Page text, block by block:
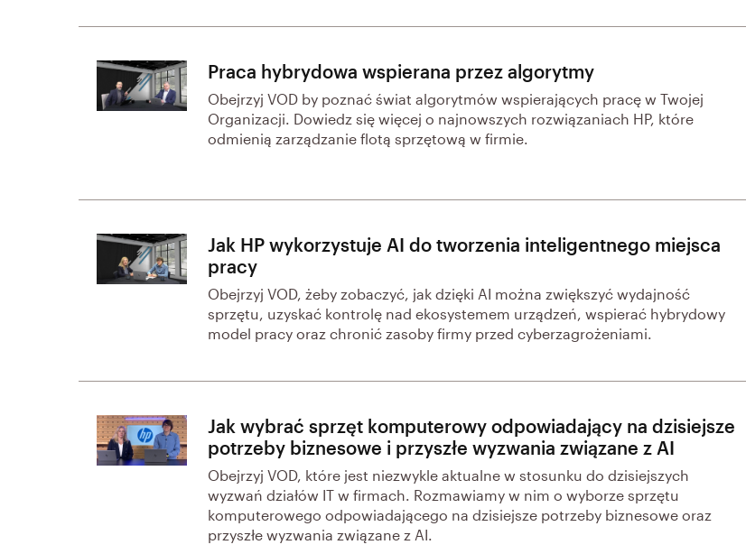
Praca hybrydowa wspierana przez algorytmy
Obejrzyj VOD by poznać świat algorytmów wspierających pracę w Twojej
Organizacji. Dowiedz się więcej o najnowszych rozwiązaniach HP, które
odmienią zarządzanie flotą sprzętową w firmie.
Jak HP wykorzystuje AI do tworzenia inteligentnego miejsca
pracy
Obejrzyj VOD, żeby zobaczyć, jak dzięki AI można zwiększyć wydajność
sprzętu, uzyskać kontrolę nad ekosystemem urządzeń, wspierać hybrydowy
model pracy oraz chronić zasoby firmy przed cyberzagrożeniami.
Jak wybrać sprzęt komputerowy odpowiadający na dzisiejsze
potrzeby biznesowe i przyszłe wyzwania związane z AI
Obejrzyj VOD, które jest niezwykle aktualne w stosunku do dzisiejszych
wyzwań działów IT w firmach. Rozmawiamy w nim o wyborze sprzętu
komputerowego odpowiadającego na dzisiejsze potrzeby biznesowe oraz
przyszłe wyzwania związane z AI.